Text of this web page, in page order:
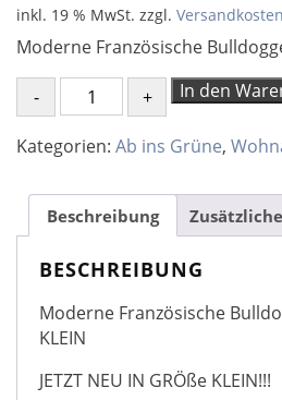
war:
39,99 €
ist:
29,99 €.
inkl. 19 % MwSt. zzgl. Versandkosten
Moderne Französische
Moderne
Französische
Bulldoggen
SCHWARZ
KLEIN
Menge
In den
Kategorien: Ab ins Grüne,
Beschreibung
BESCHREIBUNG
Moderne Französische
KLEIN
JETZT NEU IN GRÖße KLEIN!!!